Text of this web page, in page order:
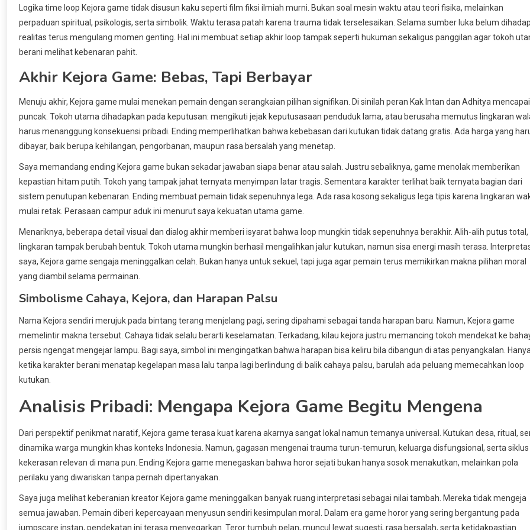
Logika time loop Kejora game tidak disusun kaku seperti film fiksi ilmiah murni. Bukan soal mesin waktu atau teori fisika, melainkan
perpaduan spiritual, psikologis, serta simbolik. Waktu terasa patah karena trauma tidak terselesaikan. Selama sumber luka belum
realitas terus mengulang momen genting. Hal ini membuat setiap akhir loop tampak seperti hukuman sekaligus panggilan agar tokoh
berani melihat kebenaran pahit.
Akhir Kejora Game: Bebas, Tapi Berbayar
Menuju akhir, Kejora game mulai menekan pemain dengan serangkaian pilihan signifikan. Di sinilah peran Kak Intan dan Adhitya mencapai
puncak. Tokoh utama dihadapkan pada keputusan: mengikuti jejak keputusasaan penduduk lama, atau berusaha memutus lingkaran
harus menanggung konsekuensi pribadi. Ending memperlihatkan bahwa kebebasan dari kutukan tidak datang gratis. Ada harga yang
dibayar, baik berupa kehilangan, pengorbanan, maupun rasa bersalah yang menetap.
Saya memandang ending Kejora game bukan sekadar jawaban siapa benar atau salah. Justru sebaliknya, game menolak memberikan
kepastian hitam putih. Tokoh yang tampak jahat ternyata menyimpan latar tragis. Sementara karakter terlihat baik ternyata bagian dari
sistem penutupan kebenaran. Ending membuat pemain tidak sepenuhnya lega. Ada rasa kosong sekaligus lega tipis karena lingkaran
mulai retak. Perasaan campur aduk ini menurut saya kekuatan utama game.
Menariknya, beberapa detail visual dan dialog akhir memberi isyarat bahwa loop mungkin tidak sepenuhnya berakhir. Alih-alih putus total,
lingkaran tampak berubah bentuk. Tokoh utama mungkin berhasil mengalihkan jalur kutukan, namun sisa energi masih terasa.
saya, Kejora game sengaja meninggalkan celah. Bukan hanya untuk sekuel, tapi juga agar pemain terus memikirkan makna pilihan moral
yang diambil selama permainan.
Simbolisme Cahaya, Kejora, dan Harapan Palsu
Nama Kejora sendiri merujuk pada bintang terang menjelang pagi, sering dipahami sebagai tanda harapan baru. Namun, Kejora game
memelintir makna tersebut. Cahaya tidak selalu berarti keselamatan. Terkadang, kilau kejora justru memancing tokoh mendekat ke
persis ngengat mengejar lampu. Bagi saya, simbol ini mengingatkan bahwa harapan bisa keliru bila dibangun di atas penyangkalan.
ketika karakter berani menatap kegelapan masa lalu tanpa lagi berlindung di balik cahaya palsu, barulah ada peluang memecahkan loop
kutukan.
Analisis Pribadi: Mengapa Kejora Game Begitu Mengena
Dari perspektif penikmat naratif, Kejora game terasa kuat karena akarnya sangat lokal namun temanya universal. Kutukan desa, ritual,
dinamika warga mungkin khas konteks Indonesia. Namun, gagasan mengenai trauma turun-temurun, keluarga disfungsional, serta siklus
kekerasan relevan di mana pun. Ending Kejora game menegaskan bahwa horor sejati bukan hanya sosok menakutkan, melainkan pola
perilaku yang diwariskan tanpa pernah dipertanyakan.
Saya juga melihat keberanian kreator Kejora game meninggalkan banyak ruang interpretasi sebagai nilai tambah. Mereka tidak mengeja
semua jawaban. Pemain diberi kepercayaan menyusun sendiri kesimpulan moral. Dalam era game horor yang sering bergantung pada
jumpscare instan, pendekatan ini terasa menyegarkan. Teror tumbuh pelan, muncul lewat sugesti, rasa bersalah, serta ketidakpastian.